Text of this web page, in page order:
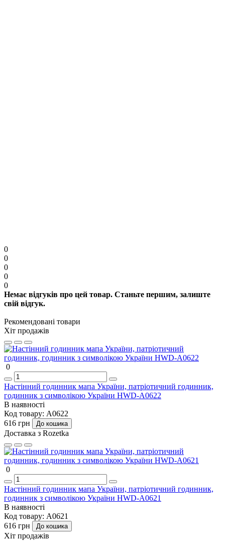
0
0
0
0
0
Немає відгуків про цей товар. Станьте першим, залиште
свій відгук.
Рекомендовані товари
Хіт продажів
0
Настінний годинник мапа України, патріотичний годинник,
годинник з символікою України HWD-A0622
В наявності
Код товару: A0622
616 грн
До кошика
Доставка з Rozetka
0
Настінний годинник мапа України, патріотичний годинник,
годинник з символікою України HWD-A0621
В наявності
Код товару: A0621
616 грн
До кошика
Хіт продажів